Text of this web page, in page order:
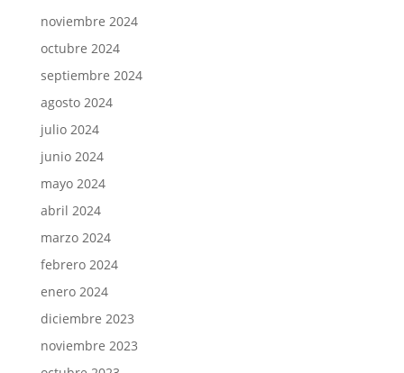
noviembre 2024
octubre 2024
septiembre 2024
agosto 2024
julio 2024
junio 2024
mayo 2024
abril 2024
marzo 2024
febrero 2024
enero 2024
diciembre 2023
noviembre 2023